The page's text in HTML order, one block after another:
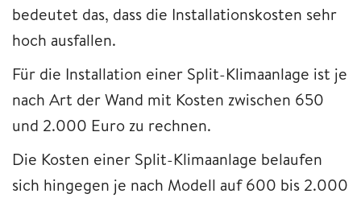
bedeutet das, dass die Installationskosten sehr
hoch ausfallen.
Für die Installation einer Split-Klimaanlage ist je
nach Art der Wand mit Kosten zwischen 650
und 2.000 Euro zu rechnen.
Die Kosten einer Split-Klimaanlage belaufen
sich hingegen je nach Modell auf 600 bis 2.000